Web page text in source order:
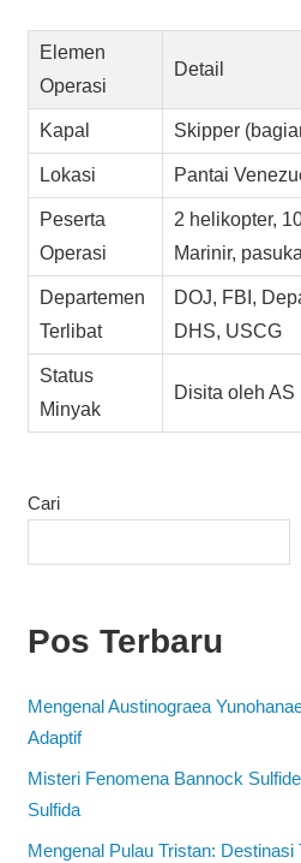
Elemen
Operasi
Detail
Kapal Skipper
Lokasi Pantai
Peserta
Operasi
2 helikopter,
Marinir,
Departemen
Terlibat
DOJ, FBI,
DHS, USCG
Status
Minyak
Disita oleh AS
Cari
Pos Terbaru
Mengenal Austinograea
Adaptif
Misteri Fenomena Bannock
Sulfida
Mengenal Pulau Tristan: